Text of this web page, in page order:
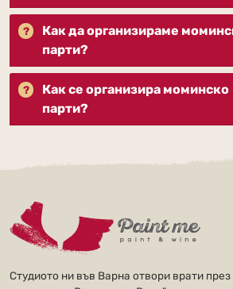
Как да организираме
парти?
Как се организира моминско
парти?
Студиото ни във Варна отвори врати през